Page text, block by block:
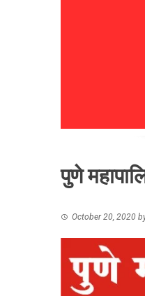
पुणे
October 20, 2020